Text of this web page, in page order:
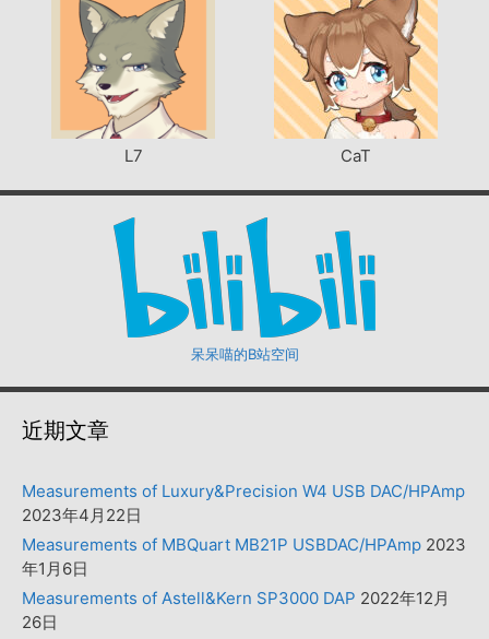
L7 CaT
呆呆喵的B站空间
近期文章
Measurements of Luxury&Precision W4 USB DAC/HPAmp
2023年4月22日
Measurements of MBQuart MB21P USBDAC/HPAmp 2023
年1月6日
Measurements of Astell&Kern SP3000 DAP 2022年12月
26日